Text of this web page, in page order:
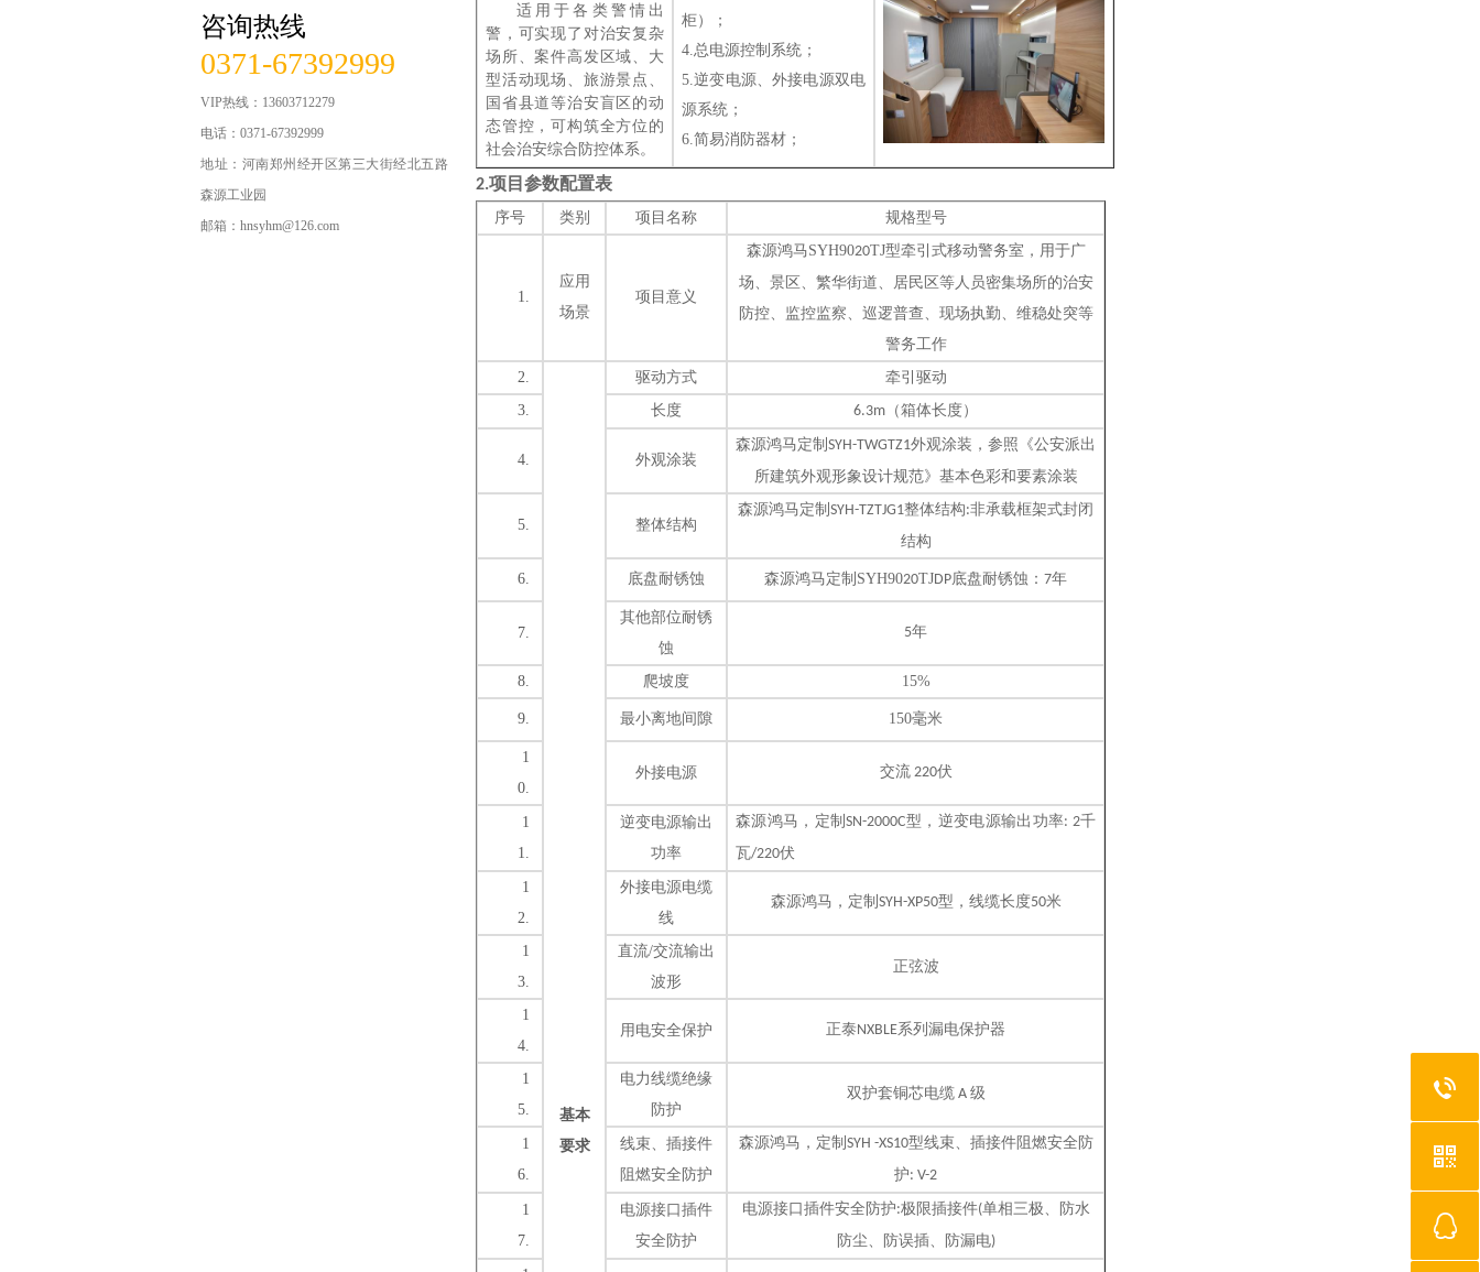
法院检察院车辆
食品药品监管车辆
城管系列车辆
尾气检测车辆
咨询热线
0371-67392999
VIP热线：13603712279
电话：0371-67392999
地址：河南郑州经开区第三大街经北五路
森源工业园
邮箱：hnsyhm@126.com
适用于各类警情出
警，可实现了对治安复杂
场所、案件高发区域、大
型活动现场、旅游景点、
国省县道等治安盲区的动
态管控，可构筑全方位的
社会治安综合防控体系。
柜）；
4.总电源控制系统 ；
5.逆变电源、外接电源双电
源系统；
6.简易消防器材 ；
2.项目参数配置表
序号 类别 项目名称 规格型号
1.
应用
场景
项目意义
森源鸿马SYH9020TJ型牵引式移动警务室 ， 用于广
场、景区、繁华街道、居民区等人员密集场所的治安
防控、监控监察、巡逻普查、现场执勤、维稳处突等
警务工作
2.
基本
要求
驱动方式 牵引 驱动
3.
长度 6.3m （箱体长度）
4. 外观涂装
森源鸿马定制 SYH-TWGTZ1外观涂装 ， 参照《公安派出
所建筑外观形象设计规范》基本色彩和要素涂装
5. 整体结构
森源鸿马定制 SYH-TZTJG1整体结构:非承载框架式封闭
结构
6. 底盘耐锈蚀 森源鸿马定制 SYH9020TJDP底盘耐锈蚀： 7年
7.
其他部位耐锈
蚀
5年
8. 爬坡度 15%
9. 最小离地间隙 150毫米
1
0.
外接电源 交流220伏
1
1.
逆变电源输出
功率
森源鸿马，定制SN-2000C型， 逆变电源输出功率: 2千
瓦/220伏
1
2.
外接电源电缆
线
森源鸿马，定制 SYH-XP50型，线缆长度50米
1
3.
直流/交流输出
波形
正弦波
1
4.
用电安全保护 正泰NXBLE系列 漏电保护器
1
5.
电力线缆绝缘
防护
双护套铜芯电缆A 级
1
6.
线束、插接件
阻燃安全防护
森源鸿马，定制 SYH -XS10型线束、插接件阻燃安全防
护: V-2
1
7.
电源接口插件
安全防护
电源接口插件安全防护:极限插接件(单相三极、防水
防尘、防误插、防漏电)